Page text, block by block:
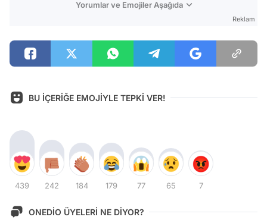
Yorumlar ve Emojiler Aşağıda
Reklam
BU İÇERİĞE EMOJİYLE TEPKİ VER!
439 242 184 179 77 65 7
ONEDİO ÜYELERİ NE DİYOR?